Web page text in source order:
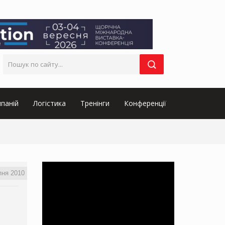
Логістика Тренінги Конференції
2010